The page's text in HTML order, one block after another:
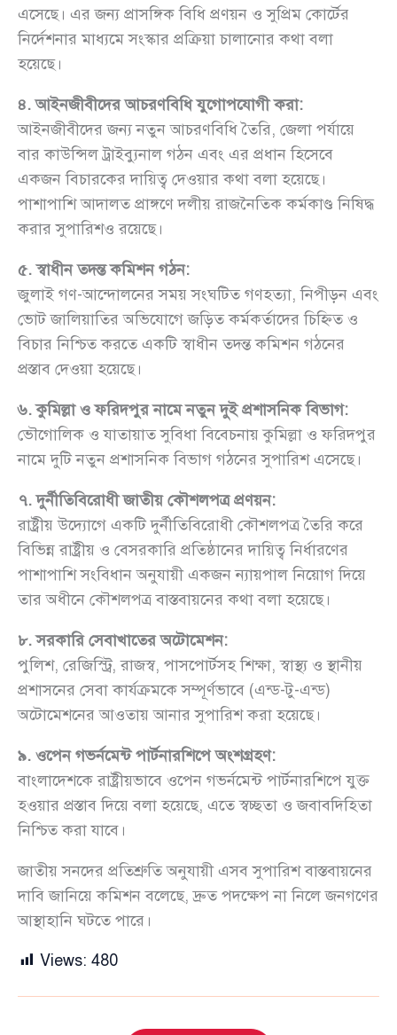
এসেছে। এর জন্য প্রাসঙ্গিক বিধি প্রণয়ন ও সুপ্রিম কোর্টের
নির্দেশনার মাধ্যমে সংস্কার প্রক্রিয়া চালানোর কথা বলা
হয়েছে।
৪. আইনজীবীদের আচরণবিধি যুগোপযোগী করা:
আইনজীবীদের জন্য নতুন আচরণবিধি তৈরি, জেলা পর্যায়ে
বার কাউন্সিল ট্রাইব্যুনাল গঠন এবং এর প্রধান হিসেবে
একজন বিচারকের দায়িত্ব দেওয়ার কথা বলা হয়েছে।
পাশাপাশি আদালত প্রাঙ্গণে দলীয় রাজনৈতিক কর্মকাণ্ড নিষিদ্ধ
করার সুপারিশও রয়েছে।
৫. স্বাধীন তদন্ত কমিশন গঠন:
জুলাই গণ-আন্দোলনের সময় সংঘটিত গণহত্যা, নিপীড়ন এবং
ভোট জালিয়াতির অভিযোগে জড়িত কর্মকর্তাদের চিহ্নিত ও
বিচার নিশ্চিত করতে একটি স্বাধীন তদন্ত কমিশন গঠনের
প্রস্তাব দেওয়া হয়েছে।
৬. কুমিল্লা ও ফরিদপুর নামে নতুন দুই প্রশাসনিক বিভাগ:
ভৌগোলিক ও যাতায়াত সুবিধা বিবেচনায় কুমিল্লা ও ফরিদপুর
নামে দুটি নতুন প্রশাসনিক বিভাগ গঠনের সুপারিশ এসেছে।
৭. দুর্নীতিবিরোধী জাতীয় কৌশলপত্র প্রণয়ন:
রাষ্ট্রীয় উদ্যোগে একটি দুর্নীতিবিরোধী কৌশলপত্র তৈরি করে
বিভিন্ন রাষ্ট্রীয় ও বেসরকারি প্রতিষ্ঠানের দায়িত্ব নির্ধারণের
পাশাপাশি সংবিধান অনুযায়ী একজন ন্যায়পাল নিয়োগ দিয়ে
তার অধীনে কৌশলপত্র বাস্তবায়নের কথা বলা হয়েছে।
৮. সরকারি সেবাখাতের অটোমেশন:
পুলিশ, রেজিস্ট্রি, রাজস্ব, পাসপোর্টসহ শিক্ষা, স্বাস্থ্য ও স্থানীয়
প্রশাসনের সেবা কার্যক্রমকে সম্পূর্ণভাবে (এন্ড-টু-এন্ড)
অটোমেশনের আওতায় আনার সুপারিশ করা হয়েছে।
৯. ওপেন গভর্নমেন্ট পার্টনারশিপে অংশগ্রহণ:
বাংলাদেশকে রাষ্ট্রীয়ভাবে ওপেন গভর্নমেন্ট পার্টনারশিপে যুক্ত
হওয়ার প্রস্তাব দিয়ে বলা হয়েছে, এতে স্বচ্ছতা ও জবাবদিহিতা
নিশ্চিত করা যাবে।
জাতীয় সনদের প্রতিশ্রুতি অনুযায়ী এসব সুপারিশ বাস্তবায়নের
দাবি জানিয়ে কমিশন বলেছে, দ্রুত পদক্ষেপ না নিলে জনগণের
আস্থাহানি ঘটতে পারে।
Views: 480